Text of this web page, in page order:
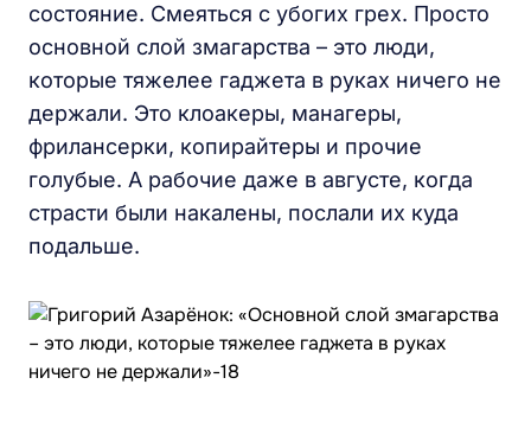
состояние. Смеяться с убогих грех. Просто
основной слой змагарства – это люди,
которые тяжелее гаджета в руках ничего не
держали. Это клоакеры, манагеры,
фрилансерки, копирайтеры и прочие
голубые. А рабочие даже в августе, когда
страсти были накалены, послали их куда
подальше.